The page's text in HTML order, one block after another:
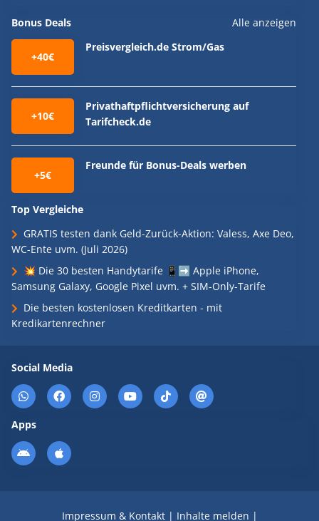
Bonus Deals Alle anzeigen
+40€
Preisvergleich.de Strom/Gas
+10€
Privathaftpflichtversicherung auf
Tarifcheck.de
+5€
Freunde für Bonus-Deals werben
Top Vergleiche
GRATIS testen dank Geld-Zurück-Aktion: Valess, Axe Deo,
WC-Ente uvm. (Juli 2026)
💥 Die 30 besten Handytarife 📱➡️ Apple iPhone,
Samsung Galaxy, Google Pixel uvm. + SIM-Only-Tarife
Die besten kostenlosen Kreditkarten - mit
Kredikartenrechner
Social Media
Apps
Impressum & Kontakt| Inhalte melden |